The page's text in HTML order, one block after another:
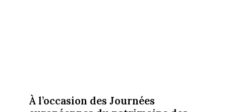
À l’occasion des Journées